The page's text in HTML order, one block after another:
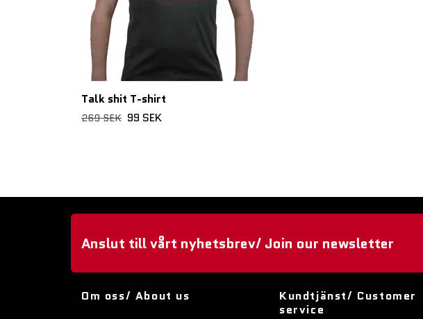
Talk shit T-shirt
269 SEK 99 SEK
Anslut till vårt nyhetsbrev/ Join our newsletter
Om oss/ About us
Kundtjänst/ Customer
service